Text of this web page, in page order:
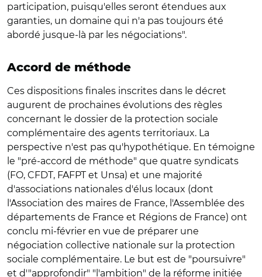
participation, puisqu'elles seront étendues aux
garanties, un domaine qui n'a pas toujours été
abordé jusque-là par les négociations".
Accord de méthode
Ces dispositions finales inscrites dans le décret
augurent de prochaines évolutions des règles
concernant le dossier de la protection sociale
complémentaire des agents territoriaux. La
perspective n'est pas qu'hypothétique. En témoigne
le "pré-accord de méthode" que quatre syndicats
(FO, CFDT, FAFPT et Unsa) et une majorité
d'associations nationales d'élus locaux (dont
l'Association des maires de France, l'Assemblée des
départements de France et Régions de France) ont
conclu mi-février en vue de préparer une
négociation collective nationale sur la protection
sociale complémentaire. Le but est de "poursuivre"
et d'"approfondir" "l'ambition" de la réforme initiée